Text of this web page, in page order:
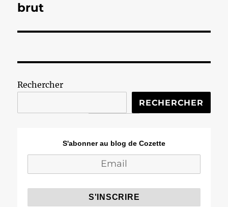
suivante :
brut
Rechercher
RECHERCHER
S'abonner au blog de Cozette